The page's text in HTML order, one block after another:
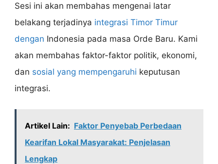
Sesi ini akan membahas mengenai latar
belakang terjadinya integrasi Timor Timur
dengan Indonesia pada masa Orde Baru. Kami
akan membahas faktor-faktor politik, ekonomi,
dan sosial yang mempengaruhi keputusan
integrasi.
Artikel Lain: Faktor Penyebab Perbedaan
Kearifan Lokal Masyarakat: Penjelasan
Lengkap